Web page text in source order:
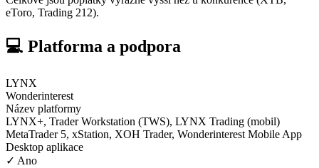
eToro, Trading 212).
💻 Platforma a podpora
LYNX
Wonderinterest
Název platformy
LYNX+, Trader Workstation (TWS), LYNX Trading (mobil)
MetaTrader 5, xStation, XOH Trader, Wonderinterest Mobile App
Desktop aplikace
✓ Ano